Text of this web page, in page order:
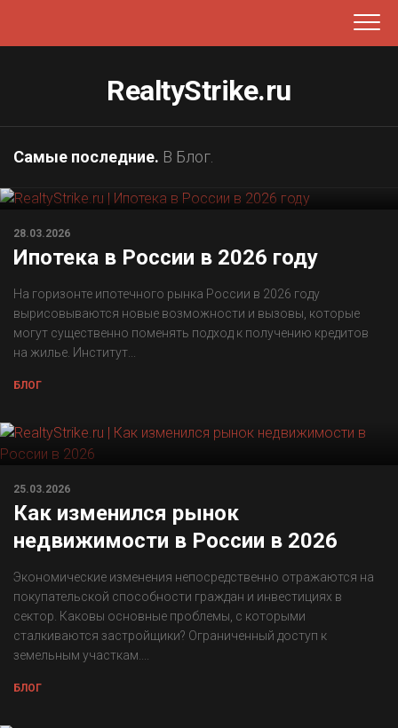
содержанию
RealtyStrike.ru
Самые последние. В Блог.
28.03.2026
Ипотека в России в 2026 году
На горизонте ипотечного рынка России в 2026 году
вырисовываются новые возможности и вызовы, которые
могут существенно поменять подход к получению кредитов
на жилье. Институт...
БЛОГ
25.03.2026
Как изменился рынок
недвижимости в России в 2026
Экономические изменения непосредственно отражаются на
покупательской способности граждан и инвестициях в
сектор. Каковы основные проблемы, с которыми
сталкиваются застройщики? Ограниченный доступ к
земельным участкам....
БЛОГ